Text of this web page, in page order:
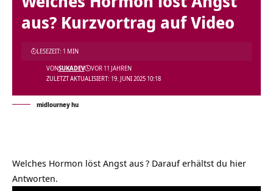
aus? Kurzvortrag auf Video
ZULETZT AKTUALISIERT: 19. JUNI 2025 10:18
VONSUKADEV VOR 11 JAHREN
LESEZEIT: 1 MIN
midlourney hu
Welches Hormon löst Angst aus? Darauf erhältst du hier
Antworten.